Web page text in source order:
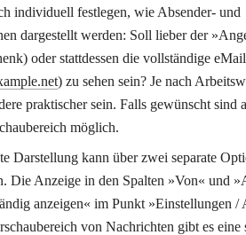
individuell festlegen, wie Absender- und
dargestellt werden: Soll lieber der
oder stattdessen die vollständige
) zu sehen sein? Je nach
praktischer sein. Falls gewünscht
möglich.
Darstellung kann über zwei separate
Die Anzeige in den Spalten »Von« und
anzeigen« im Punkt »Einstellungen /
von Nachrichten gibt es